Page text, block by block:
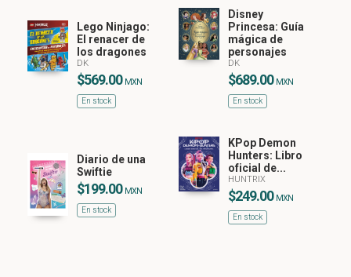
Lego Ninjago:
El renacer de
los dragones
DK
$569.00 MXN
En stock
Disney
Princesa: Guía
mágica de
personajes
DK
$689.00 MXN
En stock
Diario de una
Swiftie
$199.00 MXN
En stock
KPop Demon
Hunters: Libro
oficial de...
HUNTRIX
$249.00 MXN
En stock